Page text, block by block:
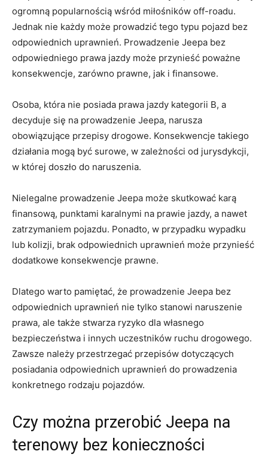
ogromną popularnością wśród miłośników off-roadu.
Jednak ‍nie każdy może prowadzić tego​ typu pojazd bez
odpowiednich uprawnień. Prowadzenie Jeepa bez‍
odpowiedniego prawa jazdy może przynieść poważne
konsekwencje, zarówno prawne, jak i finansowe.
Osoba, ⁣która nie ⁢posiada prawa ⁣jazdy kategorii B, a‍
decyduje⁣ się na prowadzenie Jeepa,⁢ narusza
obowiązujące przepisy drogowe. Konsekwencje ⁣takiego
‌działania ‌mogą‍ być surowe, ‍w zależności od ⁢jurysdykcji,‌
w której‌ doszło⁤ do naruszenia.
Nielegalne prowadzenie‌ Jeepa może skutkować karą
‍finansową, punktami‍ karalnymi ⁢na prawie jazdy, a‍ nawet
zatrzymaniem pojazdu. Ponadto,⁢ w przypadku wypadku
lub⁢ kolizji, brak odpowiednich uprawnień może⁢ przynieść
dodatkowe konsekwencje prawne.
Dlatego warto ⁢pamiętać, że prowadzenie Jeepa⁢ bez‌
odpowiednich uprawnień ‌nie tylko stanowi naruszenie
prawa, ‍ale także stwarza ryzyko​ dla własnego
bezpieczeństwa i⁤ innych uczestników ruchu drogowego.
Zawsze należy przestrzegać przepisów dotyczących
posiadania odpowiednich ‌uprawnień‍ do prowadzenia
konkretnego rodzaju⁢ pojazdów.
Czy⁤ można przerobić Jeepa na
terenowy ​bez konieczności